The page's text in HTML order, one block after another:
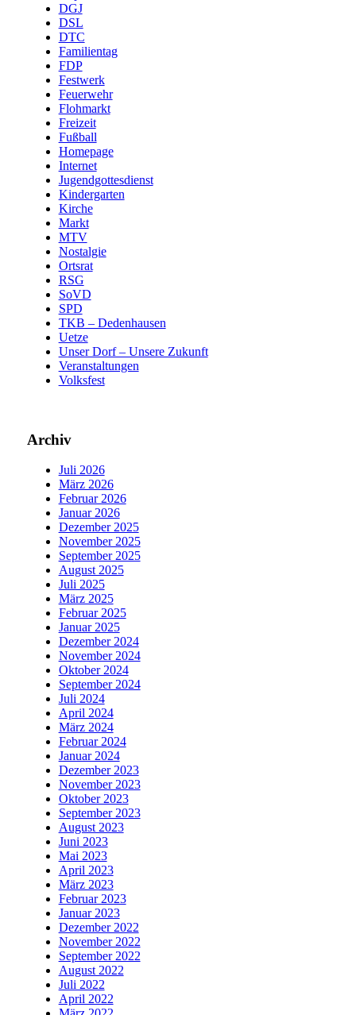
DGJ
DSL
DTC
Familientag
FDP
Festwerk
Feuerwehr
Flohmarkt
Freizeit
Fußball
Homepage
Internet
Jugendgottesdienst
Kindergarten
Kirche
Markt
MTV
Nostalgie
Ortsrat
RSG
SoVD
SPD
TKB – Dedenhausen
Uetze
Unser Dorf – Unsere Zukunft
Veranstaltungen
Volksfest
Archiv
Juli 2026
März 2026
Februar 2026
Januar 2026
Dezember 2025
November 2025
September 2025
August 2025
Juli 2025
März 2025
Februar 2025
Januar 2025
Dezember 2024
November 2024
Oktober 2024
September 2024
Juli 2024
April 2024
März 2024
Februar 2024
Januar 2024
Dezember 2023
November 2023
Oktober 2023
September 2023
August 2023
Juni 2023
Mai 2023
April 2023
März 2023
Februar 2023
Januar 2023
Dezember 2022
November 2022
September 2022
August 2022
Juli 2022
April 2022